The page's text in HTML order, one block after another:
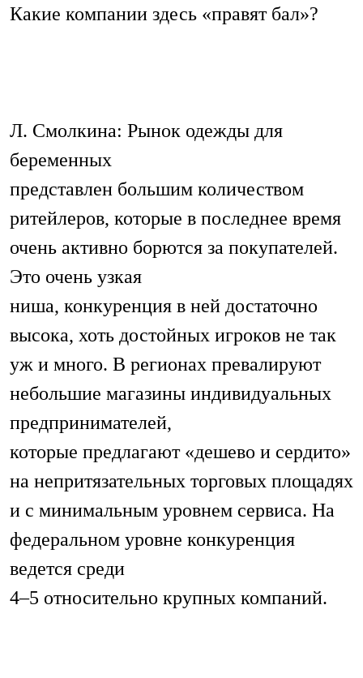
Какие компании здесь «правят бал»?
Л. Смолкина: Рынок одежды для
беременных
представлен большим количеством
ритейлеров, которые в последнее время
очень активно борются за покупателей.
Это очень узкая
ниша, конкуренция в ней достаточно
высока, хоть достойных игроков не так
уж и много. В регионах превалируют
небольшие магазины индивидуальных
предпринимателей,
которые предлагают «дешево и сердито»
на непритязательных торговых площадях
и с минимальным уровнем сервиса. На
федеральном уровне конкуренция
ведется среди
4–5 относительно крупных компаний.